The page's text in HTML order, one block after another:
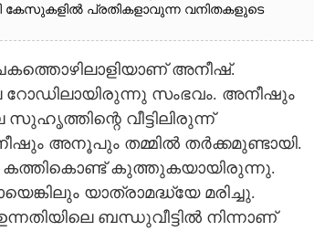
കേസുകളിൽ പ്രതികളാവുന്ന വനിതകളുടെ
അനീഷ്.
റോഡിലായിരുന്നു സംഭവം. അനീഷും
വീട്ടിലിരുന്ന്
അനൂപും തമ്മിൽ തർക്കമുണ്ടായി.
കത്തികൊണ്ട് കുത്തുകയായിരുന്നു.
യാത്രാമദ്ധ്യേ മരിച്ചു.
ബന്ധുവീട്ടിൽ നിന്നാണ്